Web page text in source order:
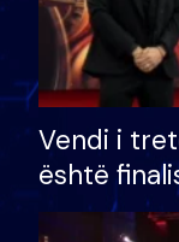
Vendi i
është